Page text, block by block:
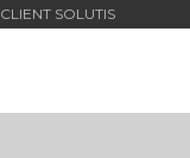
CLIENT SOLUTIS